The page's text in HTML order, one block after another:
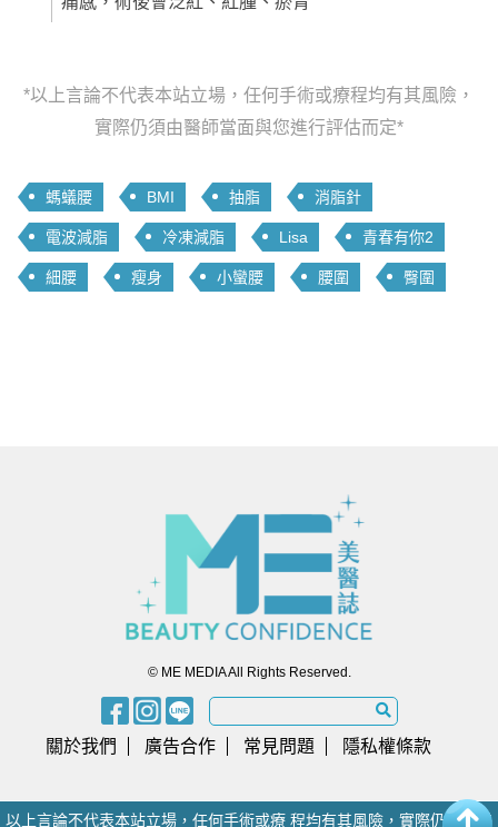
*以上言論不代表本站立場，任何手術或療程均有其風險，
實際仍須由醫師當面與您進行評估而定*
螞蟻腰 BMI 抽脂 消脂針
電波減脂 冷凍減脂 Lisa 青春有你2
細腰 瘦身 小蠻腰 腰圍 臀圍
© ME MEDIA All Rights Reserved.
關於我們 廣告合作 常見問題 隱私權條款
以上言論不代表本站立場，任何手術或療 程均有其風險，實際仍須由醫